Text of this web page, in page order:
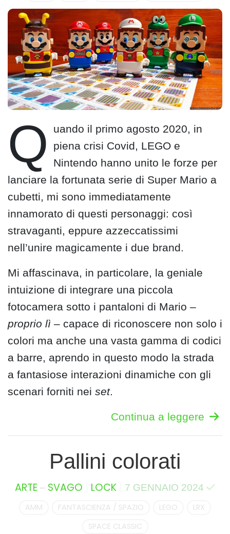
Q
uando il primo agosto 2020, in
piena crisi Covid, LEGO e
Nintendo hanno unito le forze per
lanciare la fortunata serie di Super Mario a
cubetti, mi sono immediatamente
innamorato di questi personaggi: così
stravaganti, eppure azzeccatissimi
nell’unire magicamente i due brand.
Mi affascinava, in particolare, la geniale
intuizione di integrare una piccola
fotocamera sotto i pantaloni di Mario –
proprio lì – capace di riconoscere non solo i
colori ma anche una vasta gamma di codici
a barre, aprendo in questo modo la strada
a fantasiose interazioni dinamiche con gli
scenari forniti nei set.
Continua a leggere
Pallini colorati
ARTE– SVAGO LOCK 7 GENNAIO 2024
AMM FANTASCIENZA / SPAZIO LEGO
LRX
SPACE CLASSIC